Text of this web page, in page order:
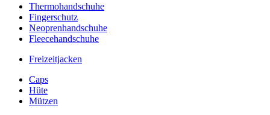
Thermohandschuhe
Fingerschutz
Neoprenhandschuhe
Fleecehandschuhe
Freizeitjacken
Caps
Hüte
Mützen